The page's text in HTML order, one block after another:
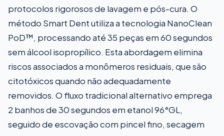
protocolos rigorosos de lavagem e pós-cura. O
método Smart Dent utiliza a tecnologia NanoClean
PoD™, processando até 35 peças em 60 segundos
sem álcool isopropílico. Esta abordagem elimina
riscos associados a monômeros residuais, que são
citotóxicos quando não adequadamente
removidos. O fluxo tradicional alternativo emprega
2 banhos de 30 segundos em etanol 96°GL,
seguido de escovação com pincel fino, secagem